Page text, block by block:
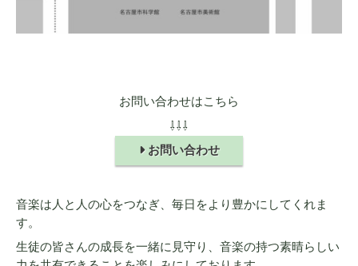
お問い合わせはこちら
⇩⇩⇩
お問い合わせ
音楽は人と人の心をつなぎ、毎日をより豊かにしてくれま
す。
生徒の皆さんの成長を一緒に見守り、音楽の持つ素晴らしい